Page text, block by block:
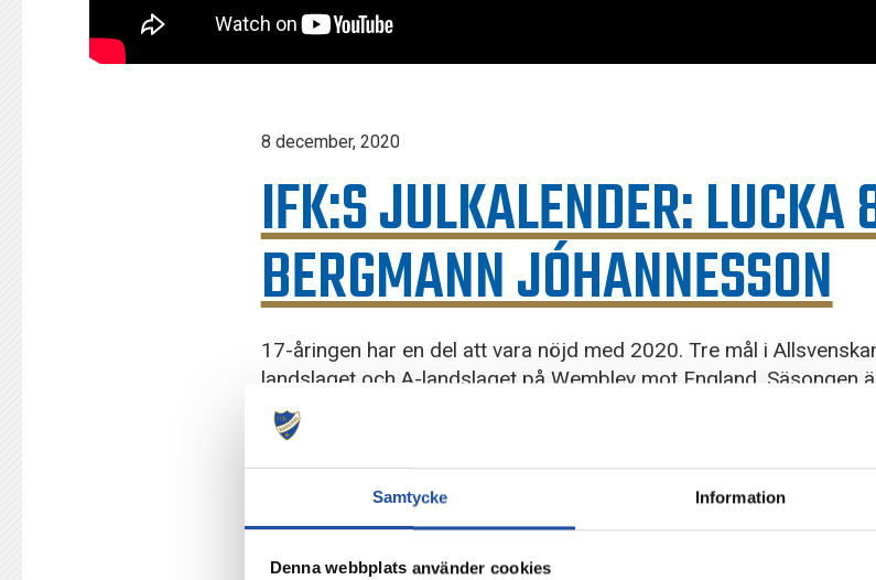
Samtycke Information
Denna webbplats använder cookies
8 december, 2020
IFK:S JULKALENDER:
BERGMANN JÓHANNESSON
17-åringen har en del att vara nöjd med 2020. Tre mål i
landslaget och A-landslaget på Wembley mot England. Säsongen
Island och träna så in i *******. Visst är han värd lite vila också?
TILLBAKA